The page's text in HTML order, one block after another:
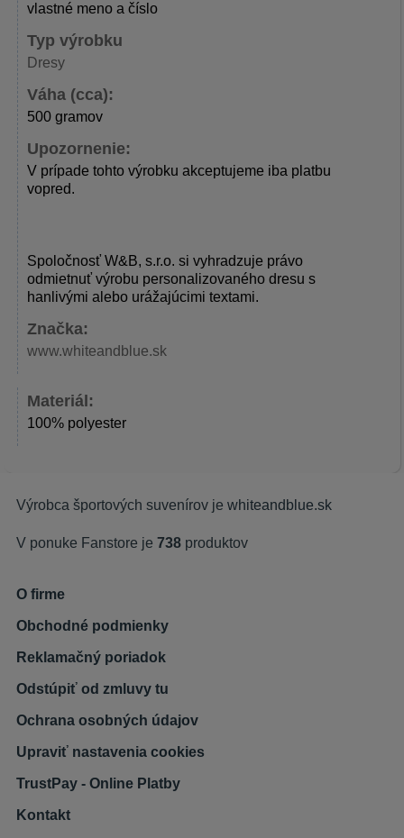
vlastné meno a číslo
Typ výrobku
Dresy
Váha (cca):
500 gramov
Upozornenie:
V prípade tohto výrobku akceptujeme iba platbu
vopred.
Spoločnosť W&B, s.r.o. si vyhradzuje právo
odmietnuť výrobu personalizovaného dresu s
hanlivými alebo urážajúcimi textami.
Značka:
www.whiteandblue.sk
Materiál:
100% polyester
Výrobca športových suvenírov je whiteandblue.sk
V ponuke Fanstore je 738 produktov
O firme
Obchodné podmienky
Reklamačný poriadok
Odstúpiť od zmluvy tu
Ochrana osobných údajov
Upraviť nastavenia cookies
TrustPay - Online Platby
Kontakt